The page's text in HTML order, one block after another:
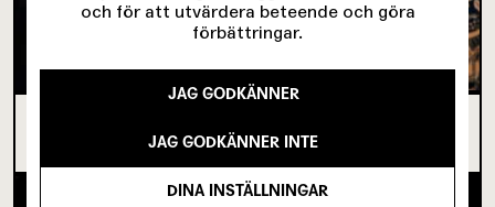
SOM ÄNNU INTE BÖRJAT
och för att utvärdera beteende och göra
förbättringar.
JAG GODKÄNNER
JAG GODKÄNNER INTE
DINA INSTÄLLNINGAR